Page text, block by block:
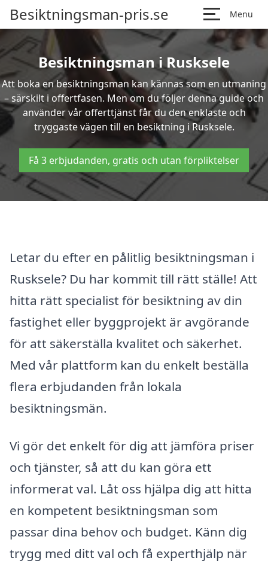
Besiktningsman-pris.se Menu
Besiktningsman i Rusksele
Att boka en besiktningsman kan kännas som en utmaning
– särskilt i offertfasen. Men om du följer denna guide och
använder vår offerttjänst får du den enklaste och
tryggaste vägen till en besiktning i Rusksele.
Få 3 erbjudanden, gratis och utan förpliktelser
Letar du efter en pålitlig besiktningsman i
Rusksele? Du har kommit till rätt ställe! Att
hitta rätt specialist för besiktning av din
fastighet eller byggprojekt är avgörande
för att säkerställa kvalitet och säkerhet.
Med vår plattform kan du enkelt beställa
flera erbjudanden från lokala
besiktningsmän.
Vi gör det enkelt för dig att jämföra priser
och tjänster, så att du kan göra ett
informerat val. Låt oss hjälpa dig att hitta
en kompetent besiktningsman som
passar dina behov och budget. Känn dig
trygg med ditt val och få experthjälp när